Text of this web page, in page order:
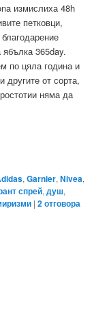
измислиха 48h
петковци,
365day.
по цяла година и
от сорта,
няма да
,Garnier,Nivea,
спрей,душ,
|2отговора